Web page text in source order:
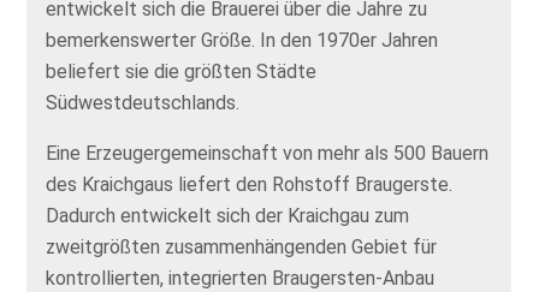
entwickelt sich die Brauerei über die Jahre zu
bemerkenswerter Größe. In den 1970er Jahren
beliefert sie die größten Städte
Südwestdeutschlands.
Eine Erzeugergemeinschaft von mehr als 500 Bauern
des Kraichgaus liefert den Rohstoff Braugerste.
Dadurch entwickelt sich der Kraichgau zum
zweitgrößten zusammenhängenden Gebiet für
kontrollierten, integrierten Braugersten-Anbau